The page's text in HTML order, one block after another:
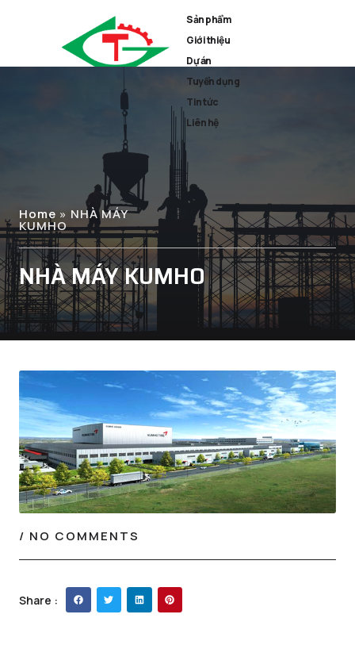
Sản phẩm
Giới thiệu
Dự án
Tuyển dụng
Tin tức
Liên hệ
Home » NHÀ MÁY
KUMHO
NHÀ MÁY KUMHO
/ NO COMMENTS
Share :